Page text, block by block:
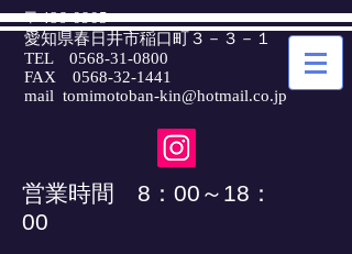
〒486-0905
愛知県春日井市稲口町３－３－１
TEL0568-31-0800
FAX 0568-32-1441
mail tomimotoban-kin@hotmail.co.jp
​営業時間 8：00～18：
00